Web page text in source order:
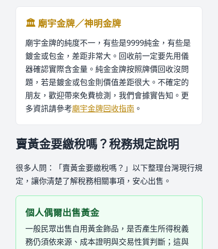
🏛️ 廟宇金牌／神明金牌
廟宇金牌的純度不一，有些是9999純金，有些是
鍍金或包金，差距非常大。回收前一定要先用儀
器確認實際含金量。純金金牌按照牌價回收沒問
題，若是鍍金或包金則價值差距很大。不確定的
朋友，歡迎帶來免費檢測，我們會據實告知。更
多資訊請參考廟宇金牌回收指南 。
賣黃金要繳稅嗎？稅務規定說明
很多人問：「賣黃金要繳稅嗎？」以下整理台灣現行規
定，讓你清楚了解稅務相關事項，安心出售。
個人偶爾出售黃金
一般民眾出售自用黃金飾品，是否產生所得稅義
務仍須依來源、成本證明與交易性質判斷；這與